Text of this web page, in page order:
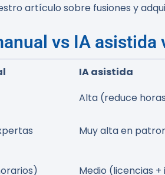
artículo sobre fusiones y
vs IA
IA asistida
Alta (reduce
Muy alta en
Medio (licencias